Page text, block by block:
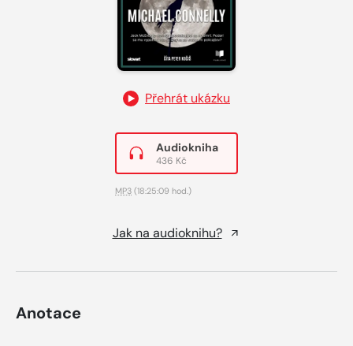
Přehrát ukázku
Audiokniha
436 Kč
MP3 (18:25:09 hod.)
Jak na audioknihu?
Anotace